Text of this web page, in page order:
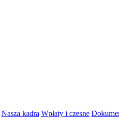
Nasza kadra Wpłaty i czesne